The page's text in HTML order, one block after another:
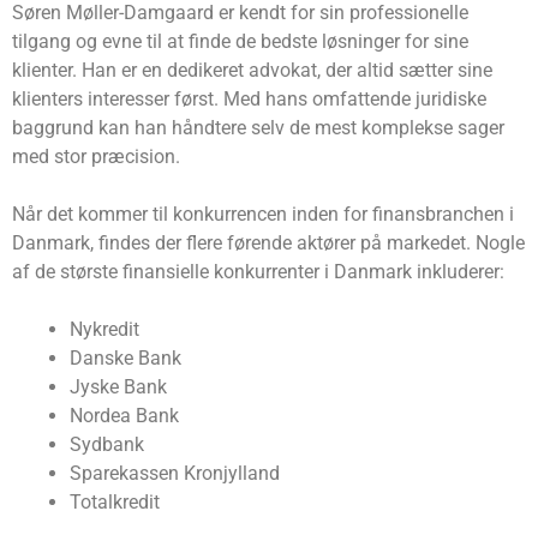
Søren Møller-Damgaard er kendt for sin professionelle
tilgang og evne til at finde de bedste løsninger for sine
klienter. Han er en dedikeret advokat, der altid sætter sine
klienters interesser først. Med hans omfattende juridiske
baggrund kan han håndtere selv de mest komplekse sager
med stor præcision.
Når det kommer til konkurrencen inden for finansbranchen i
Danmark, findes der flere førende aktører på markedet. Nogle
af de største finansielle konkurrenter i Danmark inkluderer:
Nykredit
Danske Bank
Jyske Bank
Nordea Bank
Sydbank
Sparekassen Kronjylland
Totalkredit